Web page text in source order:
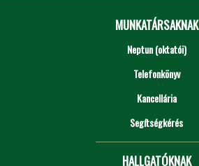
MUNKATÁRSAKNAK
Neptun (oktatói)
Telefonkönyv
Kancellária
Segítségkérés
HALLGATÓKNAK